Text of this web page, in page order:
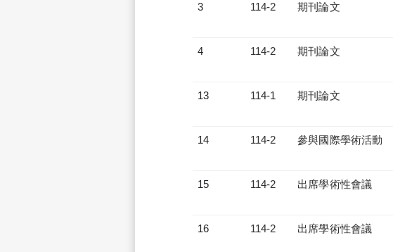
3 114-2 期刊論文
4 114-2 期刊論文
13 114-1 期刊論文
14 114-2 參與國際學術活動
15 114-2 出席學術性會議
16 114-2 出席學術性會議